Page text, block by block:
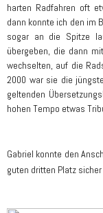
harten Radfahren oft
dann konnte ich den im
sogar an die Spitze
übergeben, die dann
wechselten, auf die
2000 war sie die
geltenden
hohen Tempo etwas
Gabriel konnte den
guten dritten Platz